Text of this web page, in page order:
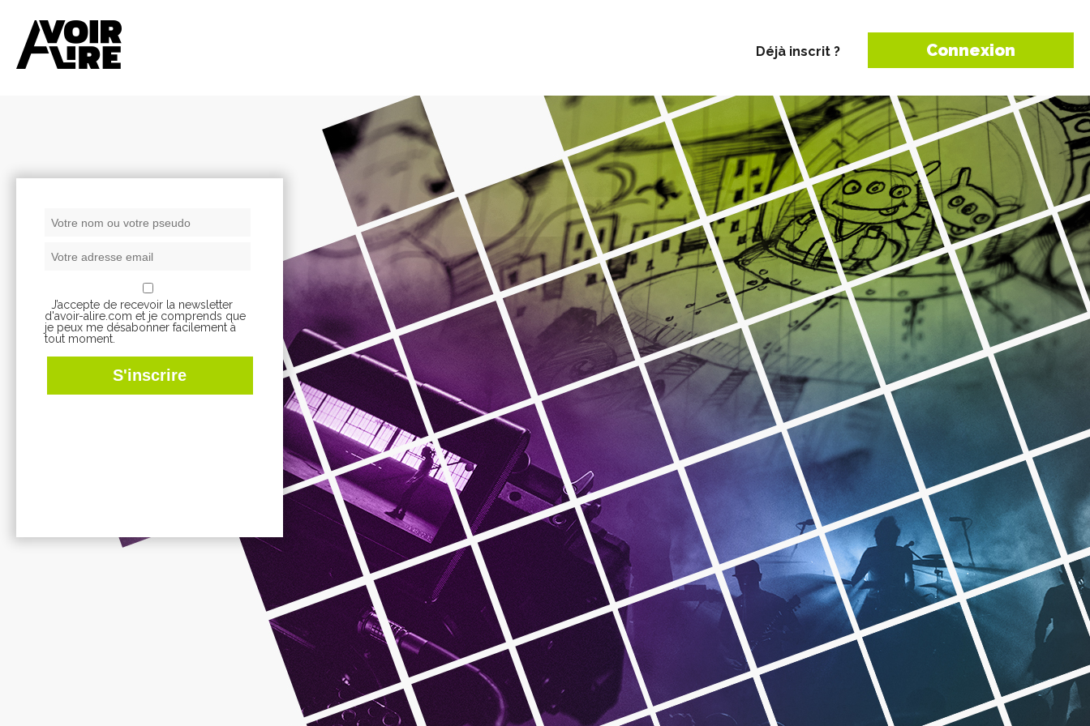
Déjà inscrit ? Connexion
J’accepte de recevoir la newsletter
d'avoir-alire.com et je comprends que
je peux me désabonner facilement à
tout moment.